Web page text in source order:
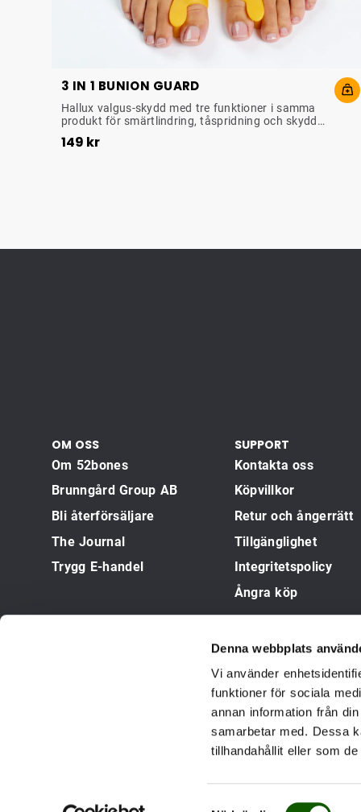
Denna webbplats
Vi använder
funktioner för sociala
annan information från
samarbetar med. Dessa
tillhandahållit eller som
3 IN 1 BUNION GUARD
TÅSPRIDARE HALLUX VALGUS
Hallux valgus-skydd med tre funktioner i samma
produkt för smärtlindring, tåspridning och skydd
mot tryck och friktion.
Pris :
149 kr
OM OSS
Om 52bones
Brunngård Group AB
Bli återförsäljare
The Journal
Trygg E-handel
SUPPORT
Kontakta oss
Köpvillkor
Retur och ångerrätt
Tillgänglighet
Integritetspolicy
Ångra köp
TRYGG E-HANDEL